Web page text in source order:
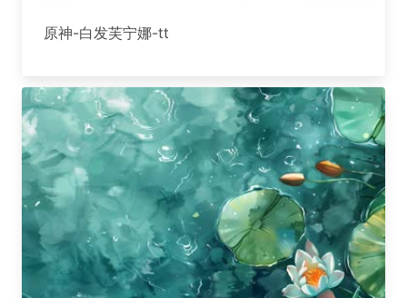
原神-白发芙宁娜-tt